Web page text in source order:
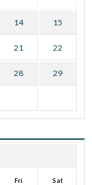
14 15
21 22
28 29
Fri Sat